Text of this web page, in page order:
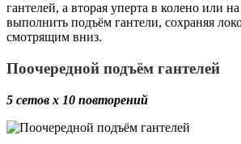
гантелей, а вторая уперта в колено или
выполнить подъём гантели, сохраняя
смотрящим вниз.
Поочередной подъём гантелей
5 сетов х 10 повторений